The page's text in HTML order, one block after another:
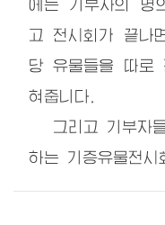
에는 기부자의 명
고 전시회가 끝나
당 유물들을 따로
혀줍니다.
그리고 기부자들
하는 기증유물전시